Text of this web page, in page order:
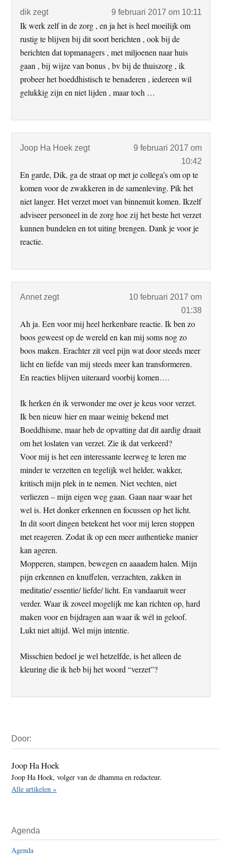
dik zegt 9 februari 2017 om 10:11
Ik werk zelf in de zorg , en ja het is heel moeilijk om
rustig te blijven bij dit soort berichten , ook bij de
berichten dat topmanagers , met miljoenen naar huis
gaan , bij wijze van bonus , bv bij de thuiszorg , ik
probeer het boeddhistisch te benaderen , iedereen wil
gelukkig zijn en niet lijden , maar toch …
Joop Ha Hoek zegt
9 februari 2017 om
10:42
En garde, Dik, ga de straat op met je collega’s om op te
komen voor de zwakkeren in de samenleving. Pik het
niet langer. Het verzet moet van binnenuit komen. Ikzelf
adviseer personeel in de zorg hoe zij het beste het verzet
kunnen bundelen en tot uiting brengen. Dank je voor je
reactie.
Annet zegt
10 februari 2017 om
01:38
Ah ja. Een voor mij heel herkenbare reactie. Ik ben zo
boos geweest op de wereld en kan mij soms nog zo
boos maken. Erachter zit veel pijn wat door steeds meer
licht en liefde van mij steeds meer kan transformeren.
En reacties blijven uiteraard voorbij komen….
Ik herken én ik verwonder me over je keus voor verzet.
Ik ben nieuw hier en maar weinig bekend met
Boeddhisme, maar heb de opvatting dat dit aardig draait
om het loslaten van verzet. Zie ik dat verkeerd?
Voor mij is het een interessante leerweg te leren me
minder te verzetten en tegelijk wel helder, wakker,
kritisch mijn plek in te nemen. Niet vechten, niet
verliezen – mijn eigen weg gaan. Gaan naar waar het
wel is. Het donker erkennen en focussen op het licht.
In dit soort dingen betekent het voor mij leren stoppen
met reageren. Zodat ik op een meer authentieke manier
kan ageren.
Mopperen, stampen, bewegen en aaaadem halen. Mijn
pijn erkennen en knuffelen, verzachten, zakken in
meditatie/ essentie/ liefde/ licht. En vandaaruit weer
verder. Waar ik zoveel mogelijk me kan richten op, hard
maken voor en bijdragen aan waar ik wél in geloof.
Lukt niet altijd. Wel mijn intentie.
Misschien bedoel je wel hetzelfde, is het alleen de
kleuring die ik heb bij het woord “verzet”?
Sidebar
Door:
Joop Ha Hoek
Joop Ha Hoek, volger van de dhamma en redacteur.
Alle artikelen »
Agenda
Agenda